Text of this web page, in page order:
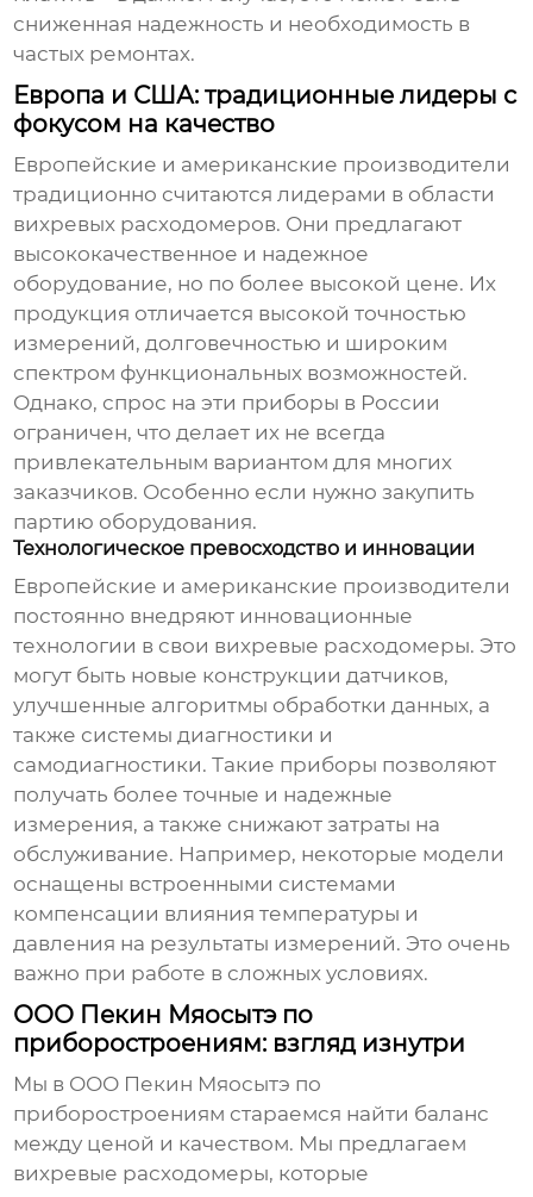
сниженная надежность и необходимость в
частых ремонтах.
Европа и США: традиционные лидеры с
фокусом на качество
Европейские и американские производители
традиционно считаются лидерами в области
вихревых расходомеров. Они предлагают
высококачественное и надежное
оборудование, но по более высокой цене. Их
продукция отличается высокой точностью
измерений, долговечностью и широким
спектром функциональных возможностей.
Однако, спрос на эти приборы в России
ограничен, что делает их не всегда
привлекательным вариантом для многих
заказчиков. Особенно если нужно закупить
партию оборудования.
Технологическое превосходство и инновации
Европейские и американские производители
постоянно внедряют инновационные
технологии в свои вихревые расходомеры. Это
могут быть новые конструкции датчиков,
улучшенные алгоритмы обработки данных, а
также системы диагностики и
самодиагностики. Такие приборы позволяют
получать более точные и надежные
измерения, а также снижают затраты на
обслуживание. Например, некоторые модели
оснащены встроенными системами
компенсации влияния температуры и
давления на результаты измерений. Это очень
важно при работе в сложных условиях.
ООО Пекин Мяосытэ по
приборостроениям: взгляд изнутри
Мы в ООО Пекин Мяосытэ по
приборостроениям стараемся найти баланс
между ценой и качеством. Мы предлагаем
вихревые расходомеры, которые